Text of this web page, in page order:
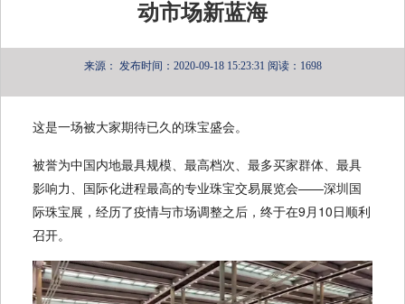
动市场新蓝海
来源： 发布时间：2020-09-18 15:23:31 阅读：1698
这是一场被大家期待已久的珠宝盛会。
被誉为中国内地最具规模、最高档次、最多买家群体、最具
影响力、国际化进程最高的专业珠宝交易展览会——深圳国
际珠宝展，经历了疫情与市场调整之后，终于在9月10日顺利
召开。